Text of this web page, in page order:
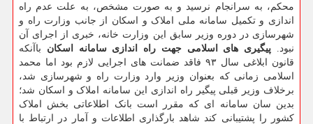
محکم، به سرانجام نرسید و به صورت مشخص، به علت عدم راه
اندازی و تکمیل سامانه ملی املاک و اسکان از جانب وزارت راه و
شهرسازی در دوره وزیر سابق این وزارت خانه، خبری از اجرای آن
نبود. پیگیری های اسلامی جهت راه اندازی سامانه اسکان باآنکه
قانون ابلاغی سال ۹۳ فاقد ضمانت های اجرایی لازم بود اما محمد
اسلامی زمانی که بعنوان وزیر وارد وزارت راه و شهرسازی شد،
برخلاف وزیر قبلی پیگیر راه اندازی این سامانه املاک و اسکان شد؛
بدین سان سامانه ای که مقرر است بانک اطلاعاتی بخش املاک
کشور را پشتیبانی کند شاهد بارگذاری اطلاعات و آمار در ارتباط با